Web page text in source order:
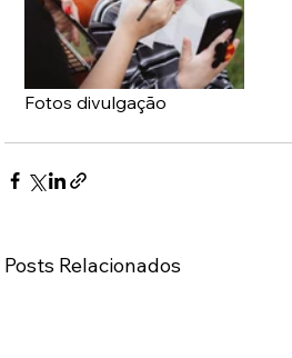
Fotos divulgação
Posts Relacionados